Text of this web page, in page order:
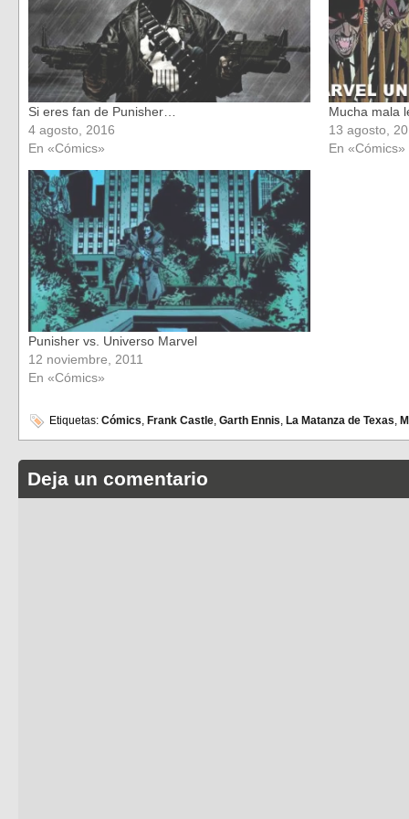
Si eres fan de Punisher…
4 agosto, 2016
En «Cómics»
Mucha mala
13 agosto,
En «Cómics»
Punisher vs. Universo Marvel
12 noviembre, 2011
En «Cómics»
Etiquetas: Cómics, Frank Castle, Garth Ennis, La Matanza de Texas,
Deja un comentario